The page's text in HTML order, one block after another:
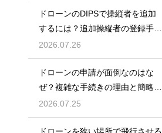
ドローンのDIPSで操縦者を追加
するには？追加操縦者の登録手順
を解説
2026.07.26
ドローンの申請が面倒なのはな
ぜ？複雑な手続きの理由と簡略化
の動向
2026.07.25